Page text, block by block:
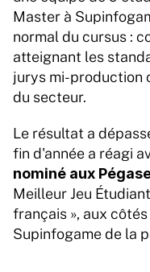
Master à
normal du cursus :
atteignant les
jurys mi-production
du secteur.
Le résultat a
nominé aux
Meilleur Jeu
français », aux
Supinfogame de la